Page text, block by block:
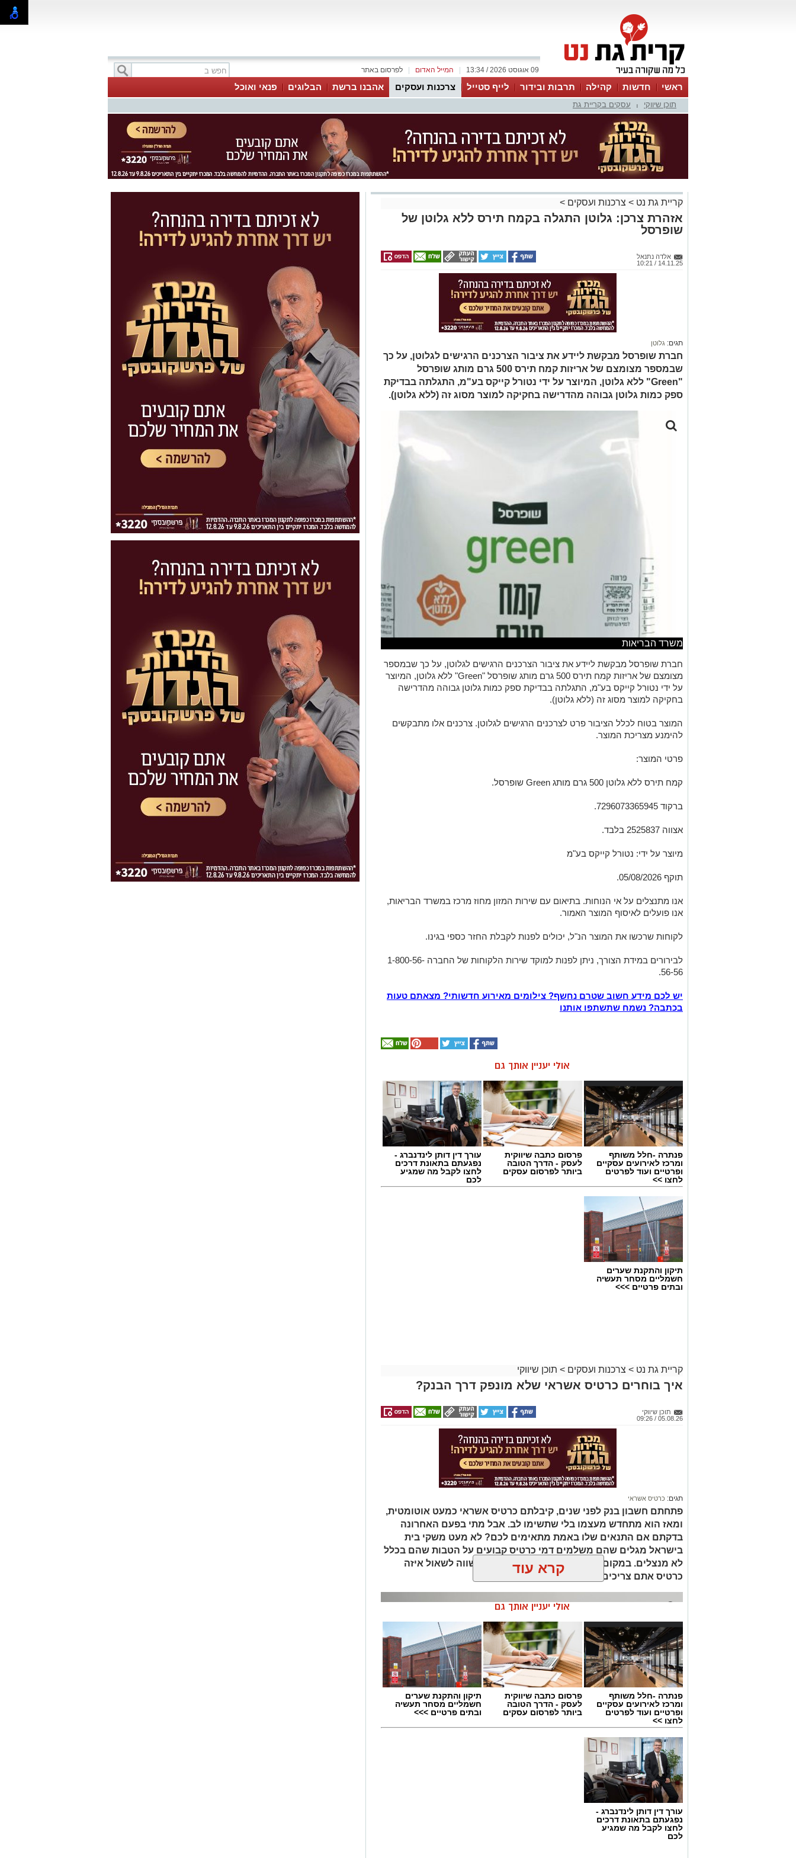
לפרסום באתר המייל האדום 09 אוגוסט 2026 / 13:34
ראשי חדשות קהילה תרבות ובידור לייף סטייל צרכנות ועסקים אהבנו ברשת הבלוגים פנאי ואוכל
תוכן שיווקי עסקים בקריית גת
קריית גת נט > צרכנות ועסקים >
אזהרת צרכן: גלוטן התגלה בקמח תירס ללא גלוטן של
שופרסל
אלדה נתנאל
14.11.25 / 10:21
תגים: גלוטן
חברת שופרסל מבקשת ליידע את ציבור הצרכנים הרגישים לגלוטן, על כך
שבמספר מצומצם של אריזות קמח תירס 500 גרם מותג שופרסל
"Green" ללא גלוטן, המיוצר על ידי נטורל קייקס בע"מ, התגלתה בבדיקת
ספק כמות גלוטן גבוהה מהדרישה בחקיקה למוצר מסוג זה (ללא גלוטן).
משרד הבריאות
חברת שופרסל מבקשת ליידע את ציבור הצרכנים הרגישים לגלוטן, על כך שבמספר
מצומצם של אריזות קמח תירס 500 גרם מותג שופרסל "Green" ללא גלוטן, המיוצר
על ידי נטורל קייקס בע"מ, התגלתה בבדיקת ספק כמות גלוטן גבוהה מהדרישה
בחקיקה למוצר מסוג זה (ללא גלוטן).
המוצר בטוח לכלל הציבור פרט לצרכנים הרגישים לגלוטן. צרכנים אלו מתבקשים
להימנע מצריכת המוצר.
פרטי המוצר:
קמח תירס ללא גלוטן 500 גרם מותג Green שופרסל.
ברקוד 7296073365945.
אצווה 2525837 בלבד.
מיוצר על ידי: נטורל קייקס בע"מ
תוקף 05/08/2026.
אנו מתנצלים על אי הנוחות. בתיאום עם שירות המזון מחוז מרכז במשרד הבריאות,
אנו פועלים לאיסוף המוצר האמור.
לקוחות שרכשו את המוצר הנ"ל, יכולים לפנות לקבלת החזר כספי בגינו.
לבירורים במידת הצורך, ניתן לפנות למוקד שירות הלקוחות של החברה 1-800-56-
56-56.
יש לכם מידע חשוב שטרם נחשף? צילומים מאירוע חדשותי? מצאתם טעות
בכתבה? נשמח שתשתפו אותנו
אולי יעניין אותך גם
פנתרה -חלל משותף
ומרכז לאירועים עסקיים
ופרטיים ועוד לפרטים
לחצו >>
פרסום כתבה שיווקית
לעסק - הדרך הטובה
ביותר לפרסום עסקים
עורך דין דותן לינדנברג -
נפגעתם בתאונת דרכים
לחצו לקבל מה שמגיע
לכם
תיקון והתקנת שערים
חשמליים מסחר תעשיה
ובתים פרטיים >>>
קריית גת נט > צרכנות ועסקים > תוכן שיווקי
איך בוחרים כרטיס אשראי שלא מונפק דרך הבנק?
תוכן שיווקי
05.08.26 / 09:26
תגים: כרטיס אשראי
פתחתם חשבון בנק לפני שנים, קיבלתם כרטיס אשראי כמעט אוטומטית,
ומאז הוא מתחדש מעצמו בלי שתשימו לב. אבל מתי בפעם האחרונה
בדקתם אם התנאים שלו באמת מתאימים לכם? לא מעט משקי בית
בישראל מגלים שהם משלמים דמי כרטיס קבועים על הטבות שהם בכלל
לא מנצלים. במקום לשאול איזה כרטיס נתנו לכם, שווה לשאול איזה
כרטיס אתם צריכים.
קרדיט תמונה magnific
קרא עוד
אולי יעניין אותך גם
פנתרה -חלל משותף
ומרכז לאירועים עסקיים
ופרטיים ועוד לפרטים
לחצו >>
פרסום כתבה שיווקית
לעסק - הדרך הטובה
ביותר לפרסום עסקים
תיקון והתקנת שערים
חשמליים מסחר תעשיה
ובתים פרטיים >>>
עורך דין דותן לינדנברג -
נפגעתם בתאונת דרכים
לחצו לקבל מה שמגיע
לכם